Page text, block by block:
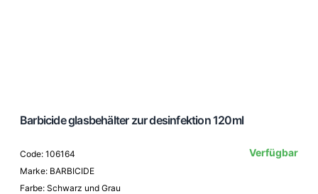
Barbicide glasbehälter zur desinfektion 120ml
Code: 106164
Marke: BARBICIDE
Farbe: Schwarz und Grau
Verfügbar